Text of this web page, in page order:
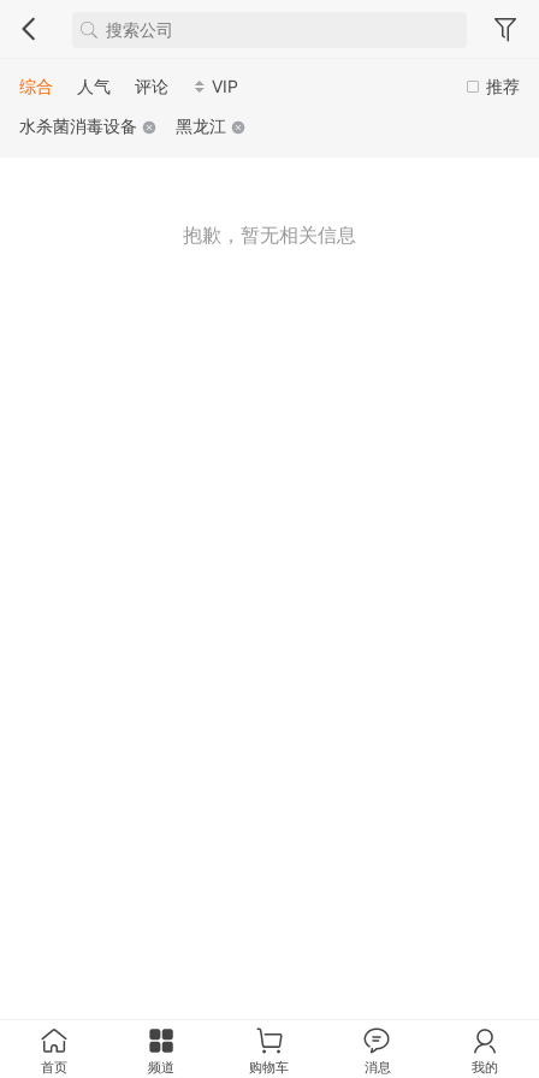
推荐
综合 人气 评论
VIP
水杀菌消毒设备
黑龙江
抱歉，暂无相关信息
首页 频道 购物车 消息 我的